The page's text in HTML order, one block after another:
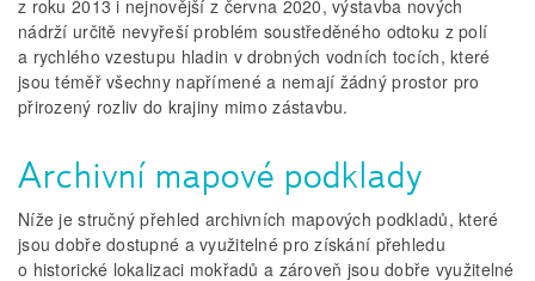
z roku 2013 i nejnovější z června 2020, výstavba nových
nádrží určitě nevyřeší problém soustředěného odtoku z polí
a rychlého vzestupu hladin v drobných vodních tocích, které
jsou téměř všechny napřímené a nemají žádný prostor pro
přirozený rozliv do krajiny mimo zástavbu.
Archivní mapové podklady
Níže je stručný přehled archivních mapových podkladů, které
jsou dobře dostupné a využitelné pro získání přehledu
o historické lokalizaci mokřadů a zároveň jsou dobře využitelné